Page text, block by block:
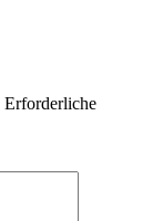
Erforderliche